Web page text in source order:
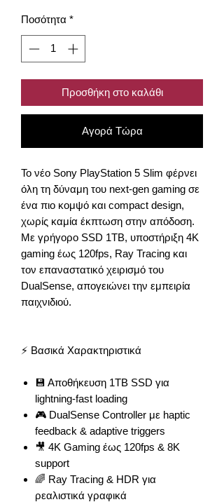
Ποσότητα *
Προσθήκη στο καλάθι
Αγορά Τώρα
Το νέο Sony PlayStation 5 Slim φέρνει
όλη τη δύναμη του next-gen gaming σε
ένα πιο κομψό και compact design,
χωρίς καμία έκπτωση στην απόδοση.
Με γρήγορο SSD 1TB, υποστήριξη 4K
gaming έως 120fps, Ray Tracing και
τον επαναστατικό χειρισμό του
DualSense, απογειώνει την εμπειρία
παιχνιδιού.
⚡ Βασικά Χαρακτηριστικά
💾 Αποθήκευση 1TB SSD για
lightning-fast loading
🎮 DualSense Controller με haptic
feedback & adaptive triggers
🎥 4K Gaming έως 120fps & 8K
support
🌈 Ray Tracing & HDR για
ρεαλιστικά γραφικά